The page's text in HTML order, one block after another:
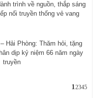
trình về nguồn, thắp sáng
nối truyền thống vẻ vang
Hải Phòng: Thăm hỏi, tặng
dịp kỷ niệm 66 năm ngày
truyền
1 2345